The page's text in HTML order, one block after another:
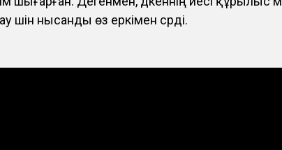
үшін нысанды өз еркімен сүрді.